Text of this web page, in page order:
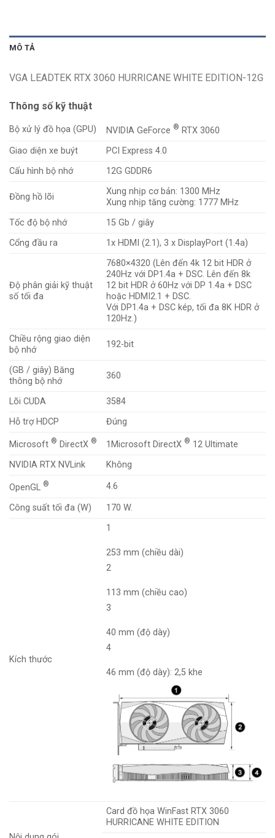
MÔ TẢ
VGA LEADTEK RTX 3060 HURRICANE WHITE EDITION-12G
Thông số kỹ thuật
Bộ xử lý đồ họa (GPU) NVIDIA GeForce ® RTX 3060
Giao diện xe buýt
PCI Express 4.0
Cấu hình bộ nhớ
12G GDDR6
Đồng hồ lõi
Xung nhịp cơ bản: 1300 MHz
Xung nhịp tăng cường: 1777 MHz
Tốc độ bộ nhớ
15 Gb / giây
Cổng đầu ra
1x HDMI (2.1), 3 x DisplayPort (1.4a)
Độ phân giải kỹ thuật
số tối đa
7680×4320 (Lên đến 4k 12 bit HDR ở
240Hz với DP1.4a + DSC. Lên đến 8k
12 bit HDR ở 60Hz với DP 1.4a + DSC
hoặc HDMI2.1 + DSC.
Với DP1.4a + DSC kép, tối đa 8K HDR ở
120Hz.)
Chiều rộng giao diện
bộ nhớ
192-bit
(GB / giây) Băng
thông bộ nhớ
360
Lõi CUDA
3584
Hỗ trợ HDCP
Đúng
Microsoft ® DirectX ® 1Microsoft DirectX ® 12 Ultimate
NVIDIA RTX NVLink
Không
OpenGL ® 4.6
Công suất tối đa (W) 170 W.
Kích thước
1
253 mm (chiều dài)
2
113 mm (chiều cao)
3
40 mm (độ dày)
4
46 mm (độ dày): 2,5 khe
Card đồ họa WinFast RTX 3060
HURRICANE WHITE EDITION